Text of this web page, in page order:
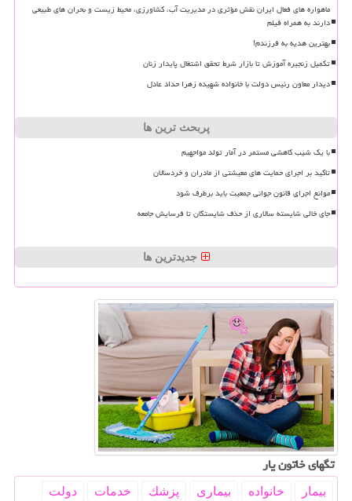
ماهواره های فعال ایران نقش مؤثری در مدیریت آب، کشاورزی، محیط زیست و بحران های طبیعی
دارند به همراه فیلم
بهترین هدیه به فرزندم!
تکمیل زنجیره آموزش تا بازار شرط تحقق اشتغال پایدار زنان
دیدار معاون رئیس دولت با خانواده شهیده زهرا حداد عادل
پربحث ترین ها
با یک شیب کاهشی مستمر در آمار تولد مواجهیم
تاکید بر اجرای حمایت های معیشتی از مادران و خردسالان
موانع اجرای قانون جوانی جمعیت باید برطرف شود
جای خالی شایسته سالاری از حذف شایستگان تا فرسایش جامعه
جدیدترین ها
تگهای خاتون یار
بیمار خانواده بیماری پزشك خدمات
دولت